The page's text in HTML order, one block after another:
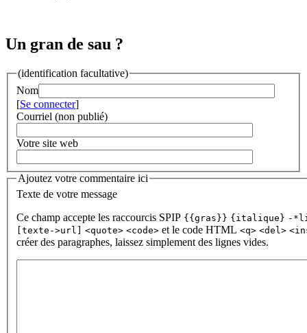
Un gran de sau ?
(identification facultative)
Nom
[Se connecter]
Courriel (non publié)
Votre site web
Ajoutez votre commentaire ici
Texte de votre message
Ce champ accepte les raccourcis SPIP {{gras}} {italique} -
[texte->url]
<quote> <code> et le code HTML <q> <del>
créer des paragraphes, laissez simplement des lignes vides.